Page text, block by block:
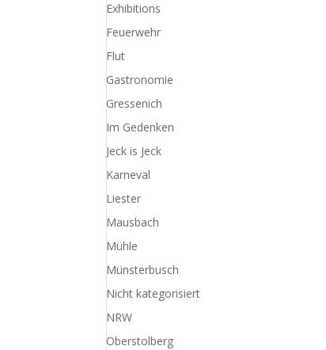
Exhibitions
Feuerwehr
Flut
Gastronomie
Gressenich
Im Gedenken
Jeck is Jeck
Karneval
Liester
Mausbach
Mühle
Münsterbusch
Nicht kategorisiert
NRW
Oberstolberg